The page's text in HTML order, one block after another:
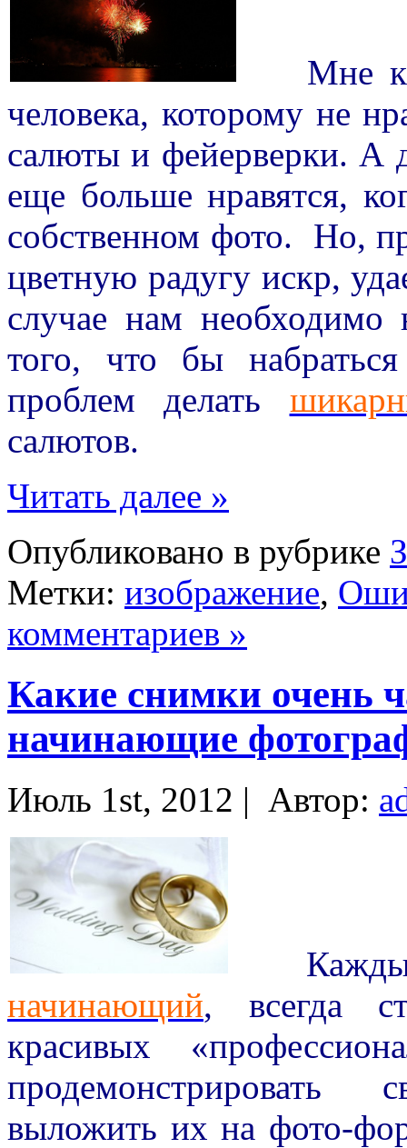
Мне
человека, которому не
салюты и фейерверки. А
еще больше нравятся,
собственном фото. Но,
цветную радугу искр,
случае нам необходимо
того, что бы
проблем делать
салютов.
Читать далее »
Опубликовано в рубрике
Метки: изображение,
комментариев »
Какие снимки очень
начинающие
Июль 1st, 2012 | Автор:
Каждый
начинающий, всегда
красивых
продемонстрировать
выложить их на фото-